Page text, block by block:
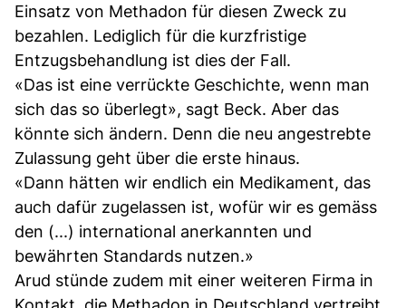
Einsatz von Methadon für diesen Zweck zu
bezahlen. Lediglich für die kurzfristige
Entzugsbehandlung ist dies der Fall.
«Das ist eine verrückte Geschichte, wenn man
sich das so überlegt», sagt Beck. Aber das
könnte sich ändern. Denn die neu angestrebte
Zulassung geht über die erste hinaus.
«Dann hätten wir endlich ein Medikament, das
auch dafür zugelassen ist, wofür wir es gemäss
den (...) international anerkannten und
bewährten Standards nutzen.»
Arud stünde zudem mit einer weiteren Firma in